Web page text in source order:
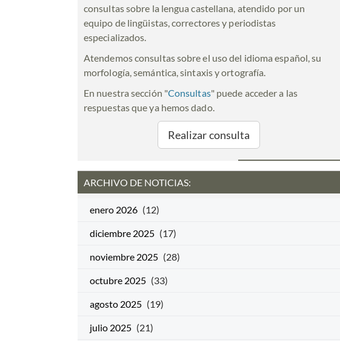
consultas sobre la lengua castellana, atendido por un
equipo de lingüistas, correctores y periodistas
especializados.
Atendemos consultas sobre el uso del idioma español, su
morfología, semántica, sintaxis y ortografía.
En nuestra sección "Consultas" puede acceder a las
respuestas que ya hemos dado.
Realizar consulta
ARCHIVO DE NOTICIAS:
enero 2026 (12)
diciembre 2025 (17)
noviembre 2025 (28)
octubre 2025 (33)
agosto 2025 (19)
julio 2025 (21)